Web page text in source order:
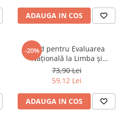
ADAUGA IN COS
-20%
Ghid pentru Evaluarea
Națională la Limba și
literatura română 2025
73,90 Lei
59,12 Lei
ADAUGA IN COS